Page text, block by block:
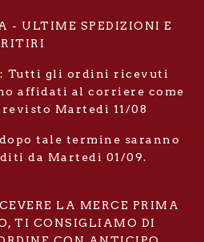
- ULTIME SPEDIZIONI E
RITIRI
Tutti gli ordini ricevuti
affidati al corriere come
Martedì 11/08
tale termine saranno
da Martedì 01/09.
LA MERCE PRIMA
TI CONSIGLIAMO DI